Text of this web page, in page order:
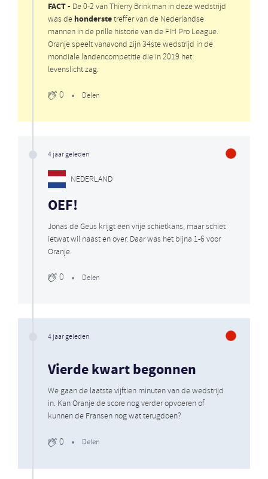
FACT - De 0-2 van Thierry Brinkman in deze wedstrijd
was de honderstetreffer van de Nederlandse
mannen in de prille historie van de FIH Pro League.
Oranje speelt vanavond zijn 34ste wedstrijd in de
mondiale landencompetitie die in 2019 het
levenslicht zag.
0 Delen
4 jaar geleden
NEDERLAND
OEF!
Jonas de Geus krijgt een vrije schietkans, maar schiet
ietwat wil naast en over. Daar was het bijna 1-6 voor
Oranje.
0 Delen
4 jaar geleden
Vierde kwart begonnen
We gaan de laatste vijftien minuten van de wedstrijd
in. Kan Oranje de score nog verder opvoeren of
kunnen de Fransen nog wat terugdoen?
0 Delen